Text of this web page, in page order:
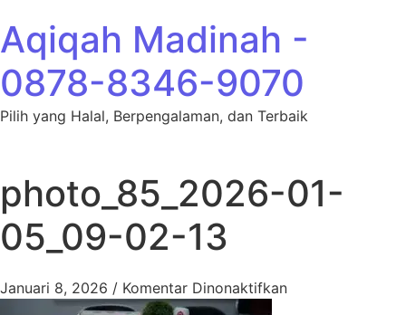
Aqiqah Madinah -
0878-8346-9070
Pilih yang Halal, Berpengalaman, dan Terbaik
photo_85_2026-01-
05_09-02-13
Januari 8, 2026 / Komentar Dinonaktifkanpada